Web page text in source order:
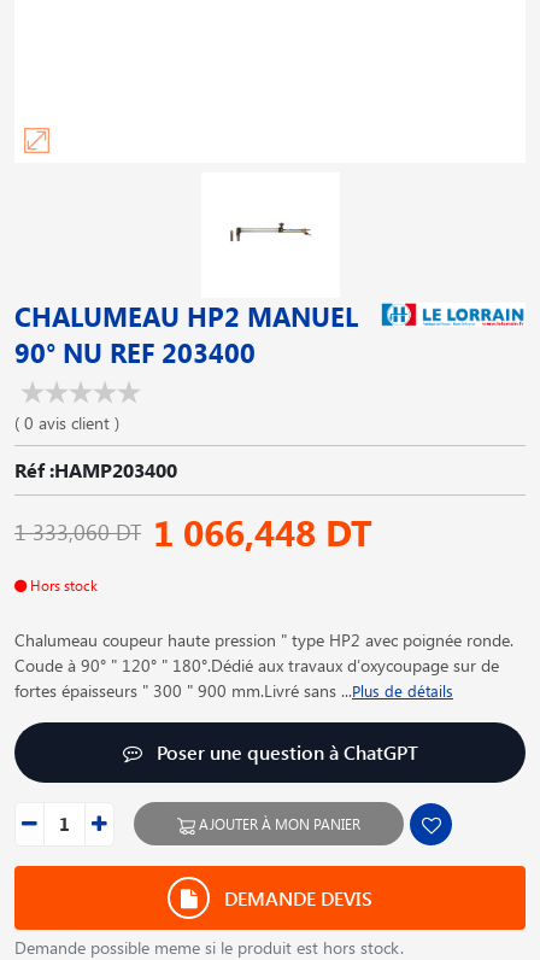
CHALUMEAU HP2 MANUEL
90° NU REF 203400
( 0 avis client )
Réf :HAMP203400
1 333,060 DT 1 066,448 DT
Hors stock
Chalumeau coupeur haute pression " type HP2 avec poignée ronde.
Coude à 90° " 120° " 180°.Dédié aux travaux d′oxycoupage sur de
fortes épaisseurs " 300 " 900 mm.Livré sans ...Plus de détails
Poser une question à ChatGPT
AJOUTER À MON PANIER
DEMANDE DEVIS
Demande possible meme si le produit est hors stock.